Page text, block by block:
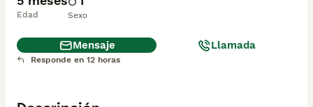
Edad Sexo
Mensaje Llamada
Responde en 12 horas